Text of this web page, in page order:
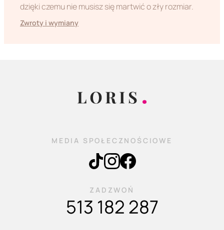
dzięki czemu nie musisz się martwić o zły rozmiar.
Zwroty i wymiany
MEDIA SPOŁECZNOŚCIOWE
ZADZWOŃ
513 182 287